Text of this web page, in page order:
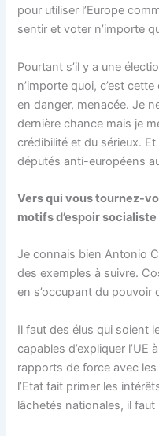
pour utiliser l’Europe
sentir et voter n’importe
Pourtant s’il y a une
n’importe quoi, c’est
en danger, menacée. Je
dernière chance mais je
crédibilité et du sérieux.
députés anti-européens
Vers qui vous tournez-
motifs d’espoir socialiste
Je connais bien Antonio
des exemples à suivre.
en s’occupant du pouvoir
Il faut des élus qui soient
capables d’expliquer
rapports de force avec les
l’Etat fait primer les
lâchetés nationales, il